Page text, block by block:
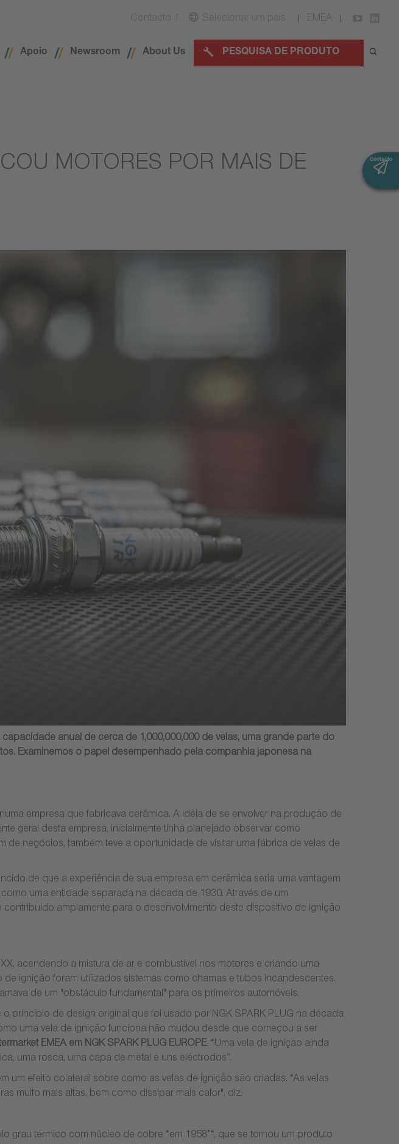
Contacto Selecionar um país EMEA
Apoio Newsroom About Us PESQUISA DE PRODUTO
MOTORES POR MAIS DE
anual de cerca de 1,000,000,000 de velas, uma grande parte do
Examinemos o papel desempenhado pela companhia japonesa na
empresa que fabricava cerâmica. A idéia de se envolver na produção de
geral desta empresa, inicialmente tinha planejado observar como
de negócios, também teve a oportunidade de visitar uma fábrica de velas de
de que a experiência de sua empresa em cerâmica seria uma vantagem
uma entidade separada na década de 1930. Através de um
amplamente para o desenvolvimento deste dispositivo de ignição
acendendo a mistura de ar e combustível nos motores e criando uma
ignição foram utilizados sistemas como chamas e tubos incandescentes.
de um "obstáculo fundamental" para os primeiros automóveis.
princípio de design original que foi usado por NGK SPARK PLUG na década
uma vela de ignição funciona não mudou desde que começou a ser
EMEA em NGK SPARK PLUG EUROPE. “Uma vela de ignição ainda
uma rosca, uma capa de metal e uns eléctrodos”.
efeito colateral sobre como as velas de ignição são criadas. “As velas
muito mais altas, bem como dissipar mais calor", diz.
grau térmico com núcleo de cobre “em 1958”“, que se tornou um produto
Contacto